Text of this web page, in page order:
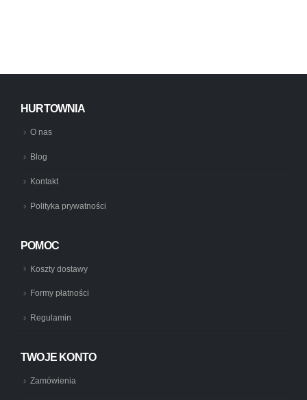
HURTOWNIA
O nas
Blog
Kontakt
Polityka prywatności
POMOC
Koszty dostawy
Formy płatności
Regulamin
TWOJE KONTO
Zamówienia